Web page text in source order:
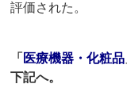
評価された。
「 医療機器・化粧品
下記へ。